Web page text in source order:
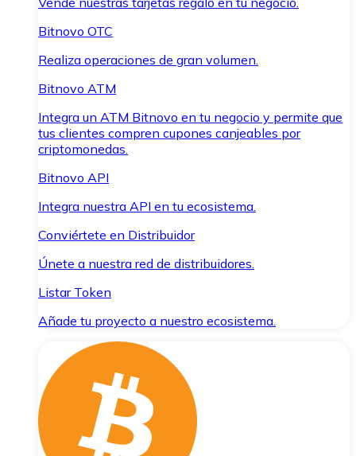
Bitnovo OTC
Realiza operaciones de gran volumen.
Bitnovo ATM
Integra un ATM Bitnovo en tu negocio y permite que
tus clientes compren cupones canjeables por
criptomonedas.
Bitnovo API
Integra nuestra API en tu ecosistema.
Conviértete en Distribuidor
Únete a nuestra red de distribuidores.
Listar Token
Añade tu proyecto a nuestro ecosistema.